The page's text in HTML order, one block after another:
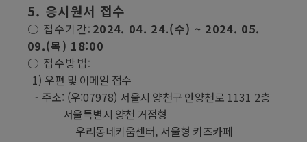
5. 응시원서 접수
○ 접수기간: 2024. 04. 24.(수) ~ 2024. 05.
09.(목) 18:00
○ 접수방법 :
1) 우편 및 이메일 접수
- 주소: (우:07978) 서울시 양천구 안양천로 1131 2층
서울특별시 양천 거점형
우리동네키움센터, 서울형 키즈카페